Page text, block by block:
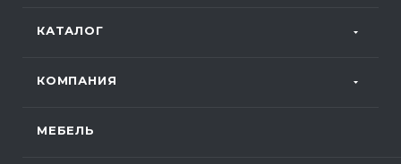
КАТАЛОГ
КОМПАНИЯ
МЕБЕЛЬ